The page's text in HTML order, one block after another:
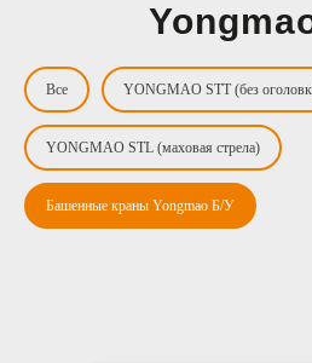
Все YONGMAO STT (без
YONGMAO STL (маховая стрела)
Башенные краны Yongmao Б/У